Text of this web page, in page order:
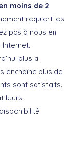
moins de 2
requiert les
pas à nous en
plus à
enchaîne plus de
sont satisfaits.
leurs